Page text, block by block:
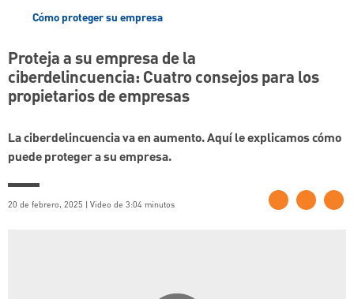
Cómo proteger su empresa
Proteja a su empresa de la
ciberdelincuencia: Cuatro consejos para los
propietarios de empresas
La ciberdelincuencia va en aumento. Aquí le explicamos cómo
puede proteger a su empresa.
20 de febrero, 2025 | Video de 3:04 minutos